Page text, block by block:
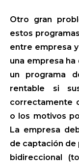
Otro gran
estos
entre empresa
una empresa
un programa
rentable si
correctamente
o los motivos
La empresa
de captación de
bidireccional